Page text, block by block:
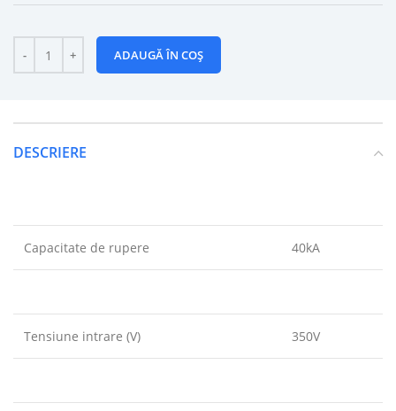
ADAUGĂ ÎN COȘ
DESCRIERE
Capacitate de rupere 40kA
Tensiune intrare (V) 350V